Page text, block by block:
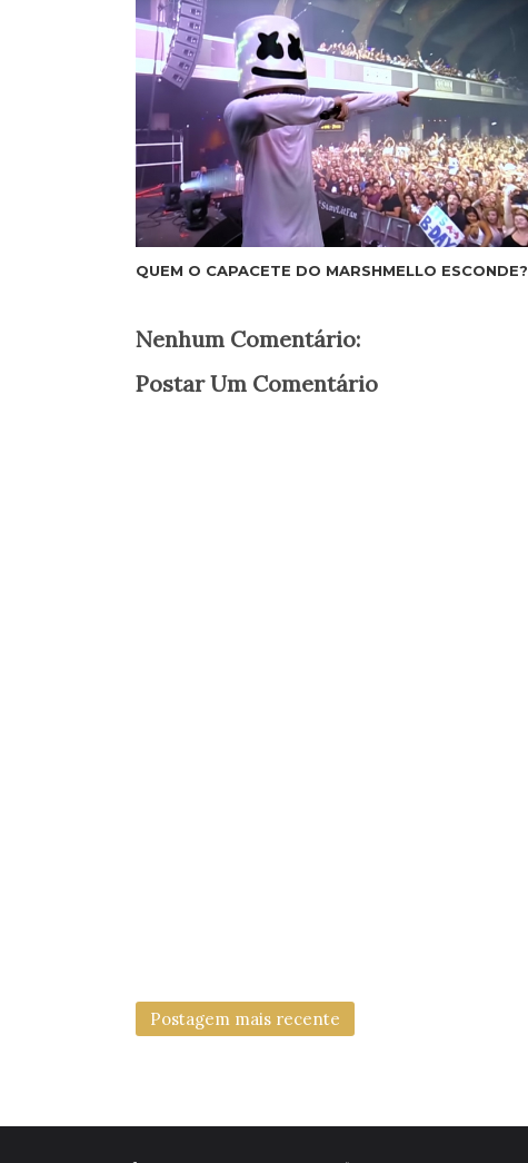
QUEM O CAPACETE DO MARSHMELLO ESCONDE?
Nenhum Comentário:
Postar Um Comentário
Postagem mais recente